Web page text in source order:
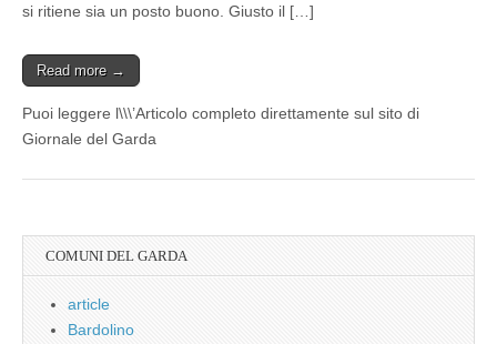
si ritiene sia un posto buono. Giusto il […]
Read more →
Puoi leggere l\\\’Articolo completo direttamente sul sito di
Giornale del Garda
COMUNI DEL GARDA
article
Bardolino